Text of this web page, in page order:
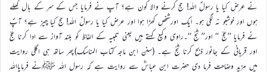
نے عرض کیا یا رسولؐ اللہ! حج کرنے والا کون ہے؟ آپ نے فرمایا جس کے سر کے بال کھلے
ہوں اور خوشبو نہ لگی ہو۔ ایک اورشخص کھڑا ہوا اور عرض کیا یا رسولؐ اللہ! حج کیا چیز ہے؟ آپؐ
نے فرمایا ’’عَجْ ‘‘ اور’’ ثَجْ ‘‘۔راوی وکیع کہتے ہیں یعنی تلبیہ کے الفاظ کو بلند آواز سے ادا کرنا عَجْ
اور قربانی کے جانور ذبح کرنا ثَجْ ہے۔ (سنن ابن ماجه کتاب المناسک)پھر ساتھ ہی اگلی روایت
میں مزید وضاحت فرما دی حضرت ابن عباسؓ سے روایت ہے کہ رسول اللہ ﷺنے فرمایااللہ